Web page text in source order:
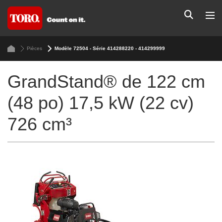
Pièces Modèle 72504 - Série 414288220 - 414299999
GrandStand® de 122 cm
(48 po) 17,5 kW (22 cv)
726 cm³